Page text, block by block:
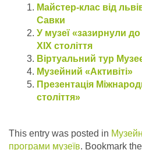
Майстер-клас від
Савки
У музеї «зазирнули
ХІХ століття
Віртуальний тур
Музейний «Активіті»
Презентація
століття»
This entry was posted in
програми музеїв. Bookmark the